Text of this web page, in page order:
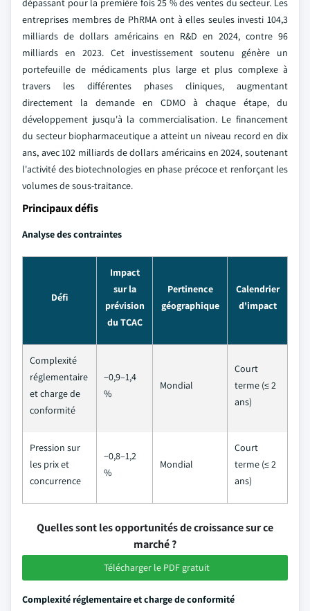
dépassant pour la première fois 25 % des ventes du secteur. Les
entreprises membres de PhRMA ont à elles seules investi 104,3
milliards de dollars américains en R&D en 2024, contre 96
milliards en 2023. Cet investissement soutenu génère un
portefeuille de médicaments plus large et plus complexe à
travers les différentes phases cliniques, augmentant
directement la demande en CDMO à chaque étape, du
développement jusqu'à la commercialisation. Le financement
du secteur biopharmaceutique a atteint un niveau record en dix
ans, avec 102 milliards de dollars américains en 2024, soutenant
l'activité des biotechnologies en phase précoce et renforçant les
volumes de sous-traitance.
Principaux défis
Analyse des contraintes
Défi
Impact
sur la
prévision
du TCAC
Pertinence
géographique
Calendrier
d'impact
Complexité
réglementaire
et charge de
conformité
−0,9–1,4
%
Mondial
Court
terme (≤ 2
ans)
Pression sur
les prix et
concurrence
−0,8–1,2
%
Mondial
Court
terme (≤ 2
ans)
Quelles sont les opportunités de croissance sur ce
marché ?
Télécharger le PDF gratuit
Complexité réglementaire et charge de conformité